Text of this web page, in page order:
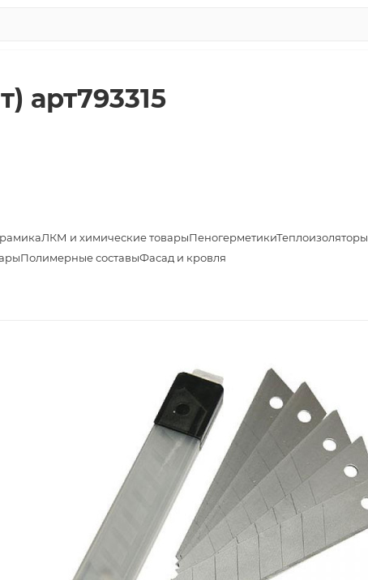
арт793315
ЛКМ и химические товарыПеногерметикиТеплоизоляторы
Полимерные составыФасад и кровля